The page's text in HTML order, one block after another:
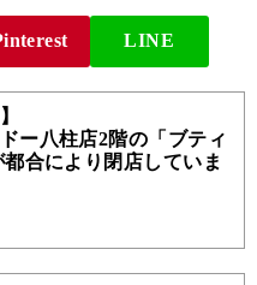
LINE
ー八柱店2階の「ブティ
合により閉店していま